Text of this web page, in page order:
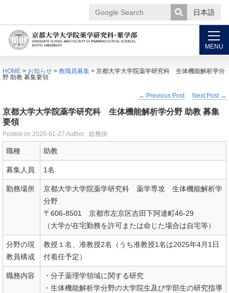
Google
日本語
MENU
HOME > お知らせ > 教職員募集 > 京都大学大学院薬学研究科 生体機能解析学分
野 助教 募集要領
← Previous Post Next Post →
京都大学大学院薬学研究科 生体機能解析学分野 助教 募集
要領
Posted on 2025-01-27 Author : 総務掛
職種 助教
募集人員 1名
勤務場所
京都大学大学院薬学研究科 薬学専攻 生体機能解析学
分野
〒606-8501 京都市左京区吉田下阿達町46-29
（大学が在宅勤務を許可または命じた場合は自宅等）
分野の現
教員構成
教授１名、准教授2名（うち准教授1名は2025年4月1日
付着任予定）
職務内容
・分子薬理学領域に関する研究
・生体機能解析学分野の大学院生及び学部生の研究指導